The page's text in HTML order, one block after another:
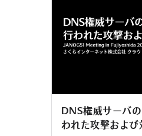
DNS権威サーバ
われた攻撃および